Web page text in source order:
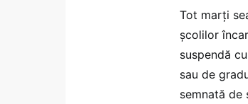
Tot marți
școlilor
suspendă
sau de
semnată de